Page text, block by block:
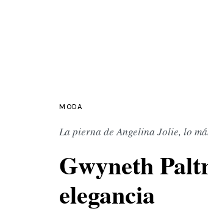
MODA
La pierna de Angelina Jolie, lo
Gwyneth
elegancia